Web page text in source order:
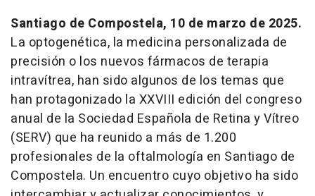
Santiago de Compostela, 10 de marzo de 2025.
La optogenética, la medicina personalizada de
precisión o los nuevos fármacos de terapia
intravítrea, han sido algunos de los temas que
han protagonizado la XXVIII edición del congreso
anual de la Sociedad Española de Retina y Vítreo
(SERV) que ha reunido a más de 1.200
profesionales de la oftalmología en Santiago de
Compostela. Un encuentro cuyo objetivo ha sido